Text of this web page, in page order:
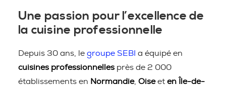
Une passion pour l’excellence de
la cuisine professionnelle
Depuis 30 ans, le groupe SEBI a équipé en
cuisines professionnelles près de 2 000
établissements en Normandie, Oiseet en Île-de-